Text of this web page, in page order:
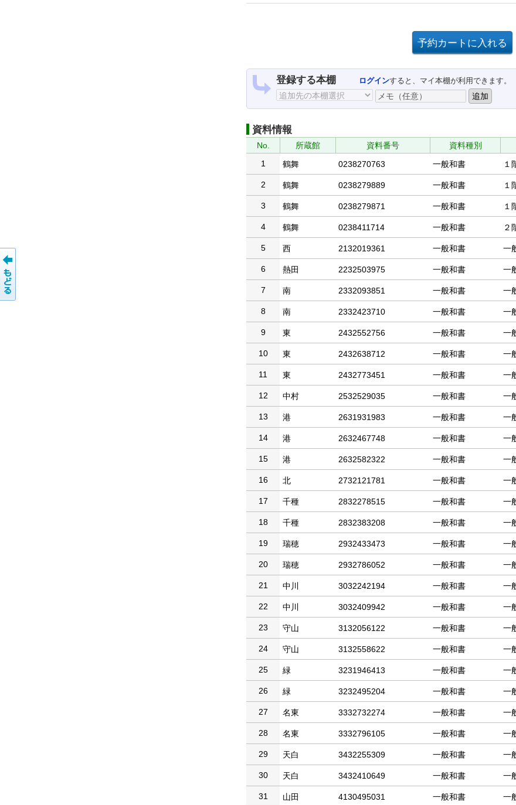
登録する本棚 ログインすると、マイ本棚が利用できます。
資料情報
No. 所蔵館 資料番号 資料種別
1
鶴舞 0238270763 一般和書 １
2 鶴舞 0238279889 一般和書 １
3 鶴舞 0238279871 一般和書 １
4 鶴舞 0238411714 一般和書 ２
5 西 2132019361 一般和書 一
6 熱田 2232503975 一般和書 一
7 南 2332093851 一般和書 一
8 南 2332423710 一般和書 一
9 東 2432552756 一般和書 一
10 東 2432638712 一般和書 一
11 東 2432773451 一般和書 一
12 中村 2532529035 一般和書 一
13 港 2631931983 一般和書 一
14 港 2632467748 一般和書 一
15 港 2632582322 一般和書 一
16 北 2732121781 一般和書 一
17 千種 2832278515 一般和書 一
18 千種 2832383208 一般和書 一
19 瑞穂 2932433473 一般和書 一
20 瑞穂 2932786052 一般和書 一
21 中川 3032242194 一般和書 一
22 中川 3032409942 一般和書 一
23 守山 3132056122 一般和書 一
24 守山 3132558622 一般和書 一
25 緑 3231946413 一般和書 一
26 緑 3232495204 一般和書 一
27 名東 3332732274 一般和書 一
28 名東 3332796105 一般和書 一
29 天白 3432255309 一般和書 一
30 天白 3432410649 一般和書 一
31 山田 4130495031 一般和書 一